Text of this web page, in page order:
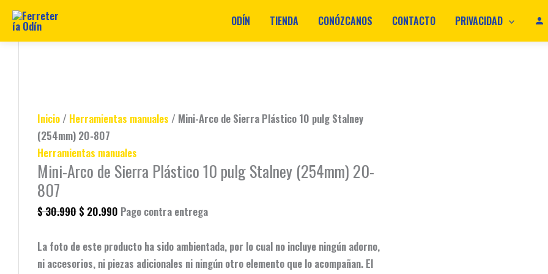
Ir
ODÍN TIENDA CONÓZCANOS CONTACTO PRIVACIDAD
Inicio / Herramientas manuales / Mini-Arco de Sierra Plástico 10 pulg Stalney
(254mm) 20-807
Herramientas manuales
Mini-Arco de Sierra Plástico 10 pulg Stalney (254mm) 20-
807
$30.990
Original
$ 20.990
Current
Pago contra entrega
La foto de este producto ha sido ambientada, por lo cual no incluye ningún adorno,
ni accesorios, ni piezas adicionales ni ningún otro elemento que lo acompañan. El
Mini-
Plástico
10
pulg
Stalney
(254mm)
20-
807
Original Current
Original Current
Original Current
OriginalCurrent